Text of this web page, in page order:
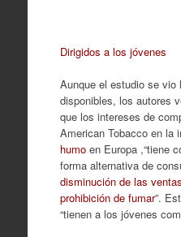
Dirigidos a los jóvenes
Aunque el estudio se
disponibles, los autores
que los intereses de
American Tobacco en la
humoen Europa ,“tiene
forma alternativa de
disminución de las
prohibición de fumar”.
“tienen a los jóvenes